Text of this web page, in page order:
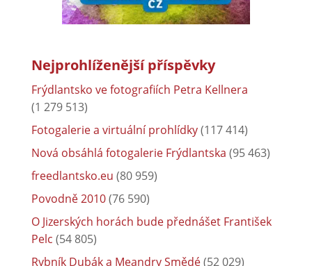
Nejprohlíženější příspěvky
Frýdlantsko ve fotografiích Petra Kellnera
(1 279 513)
Fotogalerie a virtuální prohlídky(117 414)
Nová obsáhlá fotogalerie Frýdlantska (95 463)
freedlantsko.eu (80 959)
Povodně 2010(76 590)
O Jizerských horách bude přednášet František
Pelc (54 805)
Rybník Dubák a Meandry Smědé(52 029)